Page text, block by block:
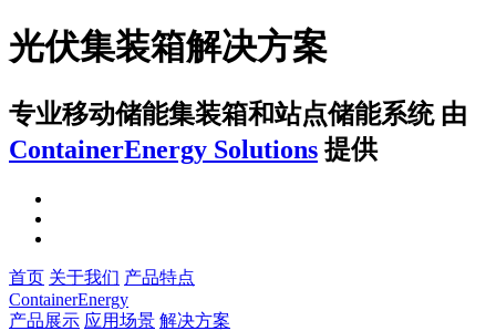
光伏集装箱解决方案
专业移动储能集装箱和站点储能系统 由
ContainerEnergy Solutions 提供
首页 关于我们 产品特点
ContainerEnergy
产品展示 应用场景 解决方案